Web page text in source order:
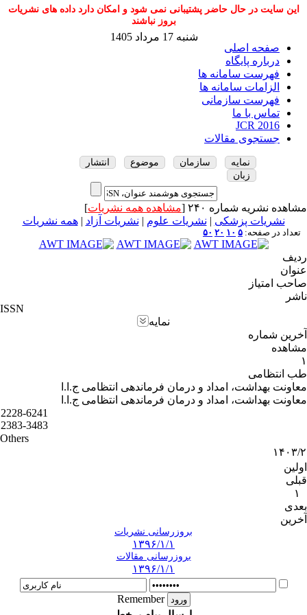
این سایت در حال حاضر پشتیبانی نمی شود و امکان دارد داده های نشریات
بروز نباشند
صفحه اصلی
درباره پایگاه
فهرست سامانه ها
الزامات سامانه ها
فهرست سازمانی
تماس با ما
JCR 2016
جستجوی مقالات
شنبه 17 مرداد 1405
نمایه سازمان موضوع
انتشار
زبان
مشاهده نشریه شماره ۲۴۰ [ مشاهده همه نشریات]
نشریات پزشکی | نشریات علوم | نشریات آزاد |همه نشریات
تعداد در صفحه: ۵ ۱۰ ۲۰ ۵۰
ردیف
عنوان
صاحب امتیاز
ناشر
ISSN
نمایه
آخرین شماره
مشاهده
۱
طب انتظامی
معاونت بهداشت، امداد و درمان فرماندهی انتظامی ج.ا.ا
معاونت بهداشت، امداد و درمان فرماندهی انتظامی ج.ا.ا
2228-6241
2383-3483
Others
۱۴۰۳/۲
اولین
قبلی
۱
بعدی
آخرین
بروزرسانی نشریات
۱۳۹۶/۱/۱
بروزرسانی مقالات
۱۳۹۶/۱/۱
Remember